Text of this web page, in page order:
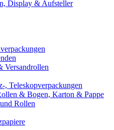
Display & Aufsteller
Versandrollen
, Teleskopverpackungen
& Bogen, Karton & Pappe
Rollen